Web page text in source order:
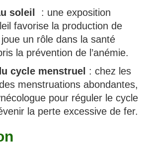
soleil
: une exposition
favorise la production de
un rôle dans la santé
la prévention de l’anémie.
cycle menstruel : chez les
menstruations abondantes,
pour réguler le cycle
la perte excessive de fer.